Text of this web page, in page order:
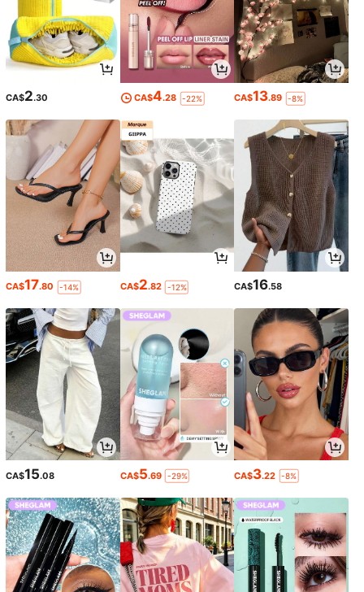
CA$2.30 CA$4.28 -22% CA$13.89 -8%
CA$17.80 -14% CA$2.82 -12% CA$16.58
CA$15.08 CA$5.69 -29% CA$3.22 -8%